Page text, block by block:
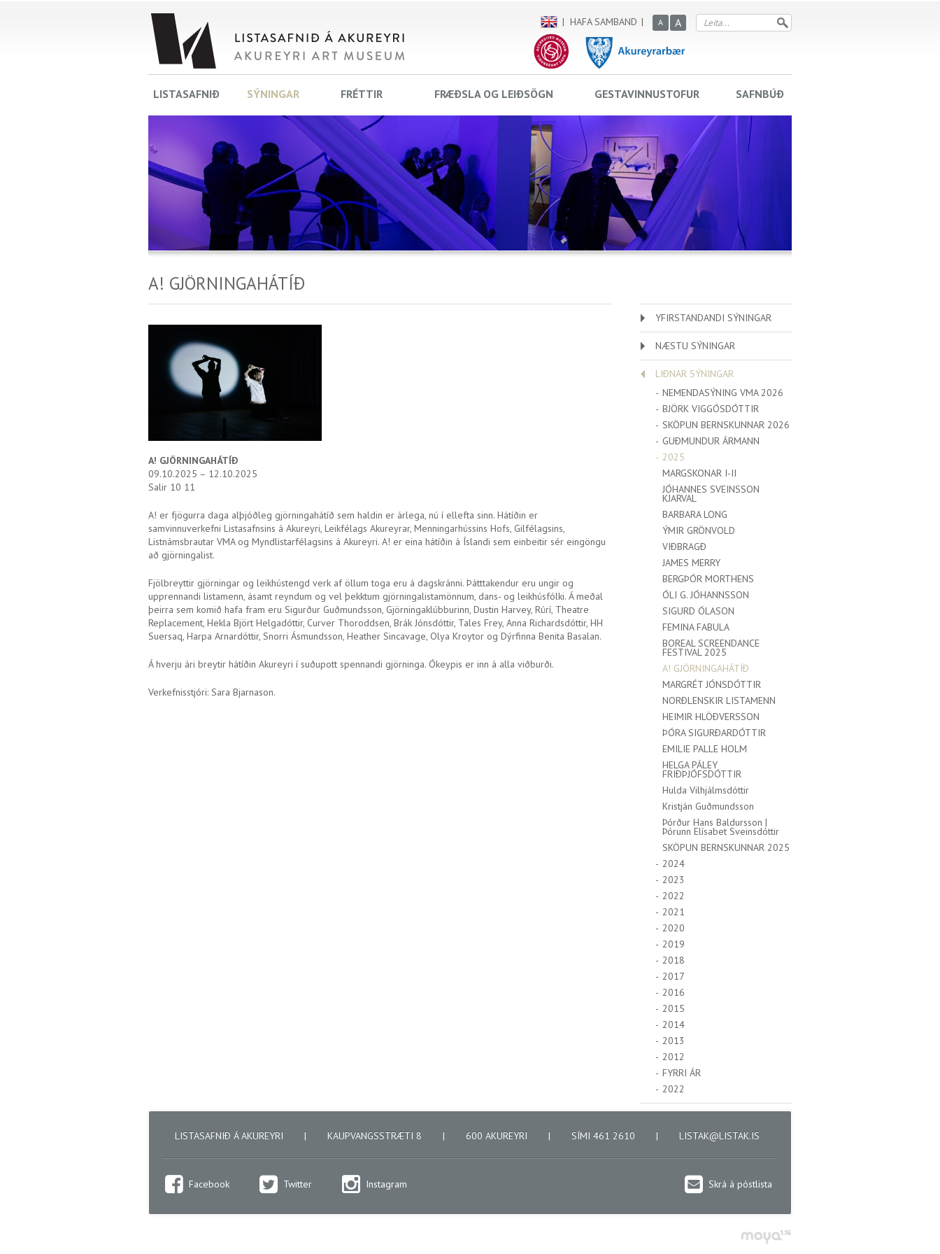
A! GJÖRNINGAHÁTÍÐ
A! GJÖRNINGAHÁTÍÐ
09.10.2025 – 12.10.2025
Salir 10 11
A! er fjögurra daga alþjóðleg gjörningahátíð sem haldin er árlega, nú í ellefta sinn. Hátíðin er
samvinnuverkefni Listasafnsins á Akureyri, Leikfélags Akureyrar, Menningarhússins Hofs, Gilfélagsins,
Listnámsbrautar VMA og Myndlistarfélagsins á Akureyri. A! er eina hátíðin á Íslandi sem einbeitir sér eingöngu
að gjörningalist.
Fjölbreyttir gjörningar og leikhústengd verk af öllum toga eru á dagskránni. Þátttakendur eru ungir og
upprennandi listamenn, ásamt reyndum og vel þekktum gjörningalistamönnum, dans- og leikhúsfólki. Á meðal
þeirra sem komið hafa fram eru Sigurður Guðmundsson, Gjörningaklúbburinn, Dustin Harvey, Rúrí, Theatre
Replacement, Hekla Björt Helgadóttir, Curver Thoroddsen, Brák Jónsdóttir, Tales Frey, Anna Richardsdóttir, HH
Suersaq, Harpa Arnardóttir, Snorri Ásmundsson, Heather Sincavage, Olya Kroytor og Dýrfinna Benita Basalan.
Á hverju ári breytir hátíðin Akureyri í suðupott spennandi gjörninga. Ókeypis er inn á alla viðburði.
Verkefnisstjóri: Sara Bjarnason.
LISTASAFNIÐ SÝNINGAR FRÉTTIR FRÆÐSLA OG LEIÐSÖGN GESTAVINNUSTOFUR SAFNBÚÐ
YFIRSTANDANDI SÝNINGAR
NÆSTU SÝNINGAR
LIÐNAR SÝNINGAR
NEMENDASÝNING VMA 2026
BJÖRK VIGGÓSDÓTTIR
SKÖPUN BERNSKUNNAR 2026
GUÐMUNDUR ÁRMANN
2025
MARGSKONAR I-II
JÓHANNES SVEINSSON
KJARVAL
BARBARA LONG
ÝMIR GRÖNVOLD
VIÐBRAGÐ
JAMES MERRY
BERGÞÓR MORTHENS
ÓLI G. JÓHANNSSON
SIGURD ÓLASON
FEMINA FABULA
BOREAL SCREENDANCE
FESTIVAL 2025
A! GJÖRNINGAHÁTÍÐ
MARGRÉT JÓNSDÓTTIR
NORÐLENSKIR LISTAMENN
HEIMIR HLÖÐVERSSON
ÞÓRA SIGURÐARDÓTTIR
EMILIE PALLE HOLM
HELGA PÁLEY
FRIÐÞJÓFSDÓTTIR
Hulda Vilhjálmsdóttir
Kristján Guðmundsson
Þórður Hans Baldursson |
Þórunn Elísabet Sveinsdóttir
SKÖPUN BERNSKUNNAR 2025
2024
2023
2022
2021
2020
2019
2018
2017
2016
2015
2014
2013
2012
FYRRI ÁR
2022
A A
HAFA SAMBAND
LISTASAFNIÐ Á AKUREYRI | KAUPVANGSSTRÆTI 8 | 600 AKUREYRI | SÍMI 461 2610 | LISTAK@LISTAK.IS
Facebook Twitter Instagram Skrá á póstlista